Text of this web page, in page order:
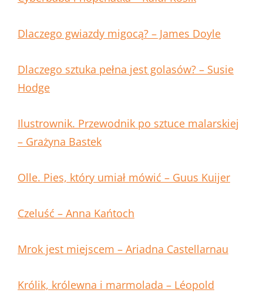
Dlaczego gwiazdy migocą? – James Doyle
Dlaczego sztuka pełna jest golasów? – Susie
Hodge
Ilustrownik. Przewodnik po sztuce malarskiej
– Grażyna Bastek
Olle. Pies, który umiał mówić – Guus Kuijer
Czeluść – Anna Kańtoch
Mrok jest miejscem – Ariadna Castellarnau
Królik, królewna i marmolada – Léopold